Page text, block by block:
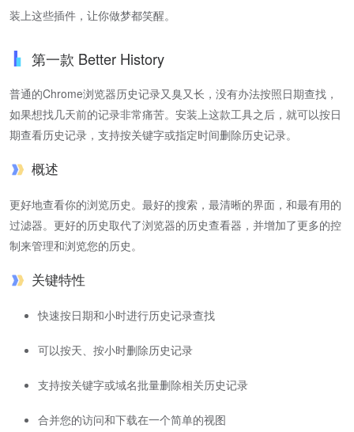
装上这些插件，让你做梦都笑醒。
第一款 Better History
普通的Chrome浏览器历史记录又臭又长，没有办法按照日期查找，
如果想找几天前的记录非常痛苦。安装上这款工具之后，就可以按日
期查看历史记录，支持按关键字或指定时间删除历史记录。
概述
更好地查看你的浏览历史。最好的搜索，最清晰的界面，和最有用的
过滤器。更好的历史取代了浏览器的历史查看器，并增加了更多的控
制来管理和浏览您的历史。
关键特性
快速按日期和小时进行历史记录查找
可以按天、按小时删除历史记录
支持按关键字或域名批量删除相关历史记录
合并您的访问和下载在一个简单的视图